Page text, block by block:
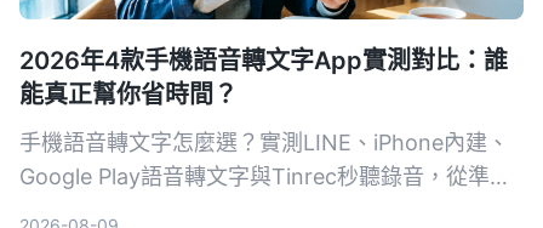
2026年4款手機語音轉文字App實測對比：誰
能真正幫你省時間？
手機語音轉文字怎麼選？實測LINE、iPhone內建、
Google Play語音轉文字與Tinrec秒聽錄音，從準確